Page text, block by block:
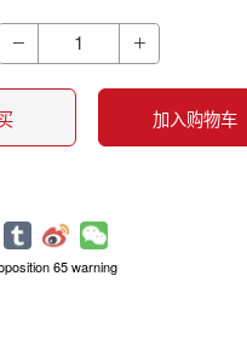
 
加入购物车
65 warning